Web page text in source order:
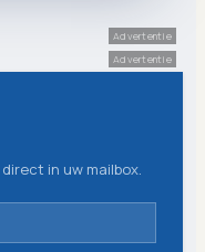
Advertentie
Advertentie
in uw mailbox.